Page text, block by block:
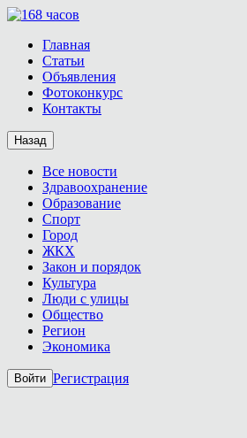
Главная
Статьи
Объявления
Фотоконкурс
Контакты
Назад
Все новости
Здравоохранение
Образование
Спорт
Город
ЖКХ
Закон и порядок
Культура
Люди с улицы
Общество
Регион
Экономика
Войти Регистрация